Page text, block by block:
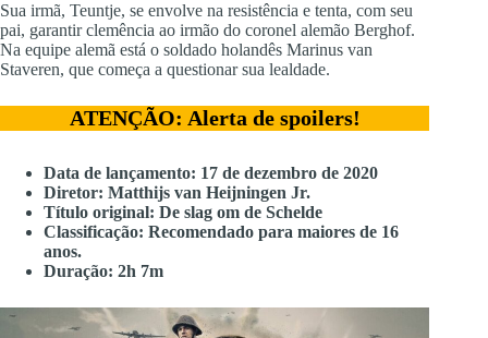
Sua irmã, Teuntje, se envolve na resistência e tenta, com seu
pai, garantir clemência ao irmão do coronel alemão Berghof.
Na equipe alemã está o soldado holandês Marinus van
Staveren, que começa a questionar sua lealdade.
ATENÇÃO: Alerta de spoilers!
Data de lançamento: 17 de dezembro de 2020
Diretor: Matthijs van Heijningen Jr.
Título original: De slag om de Schelde
Classificação: Recomendado para maiores de 16
anos.
Duração: 2h 7m